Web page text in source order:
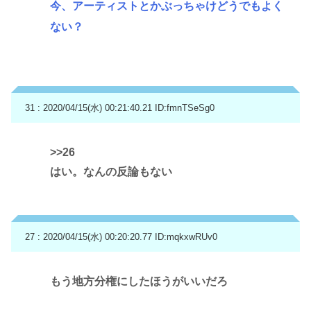
今、アーティストとかぶっちゃけどうでもよく
ない？
31 : 2020/04/15(水) 00:21:40.21 ID:fmnTSeSg0
>>26
はい。なんの反論もない
27 : 2020/04/15(水) 00:20:20.77 ID:mqkxwRUv0
もう地方分権にしたほうがいいだろ